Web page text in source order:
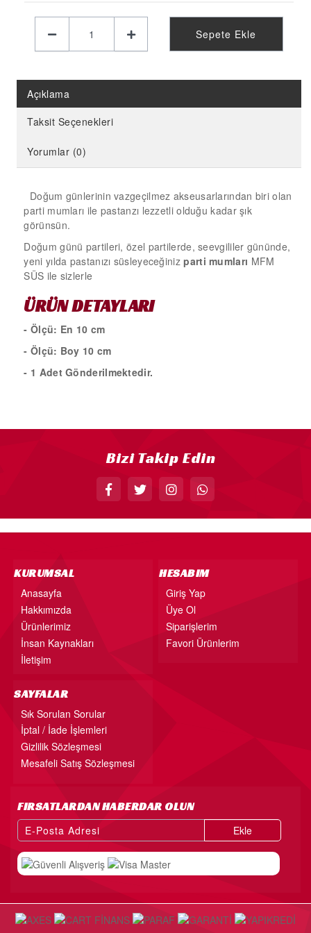
KARPUZ PARTİ MALZEMELERİ
FUTBOL PARTİ MALZEMELERİ
BASKETBOL PARTİ MALZEMELERİ
AHŞAP PARTİ MALZEMELERİ
AYAKLI PANO
EVA PARTİ SÜSLERİ
PARTİ TAÇ ÇEŞİTLERİ
EVA KÜRDAN
MİNİ PARTİ ŞAPKA
18” FOLYO BALON
Sepete Ekle
Açıklama
Taksit Seçenekleri
Yorumlar (0)
Doğum günlerinin vazgeçilmez akseusarlarından biri olan
parti mumları ile pastanzı lezzetli olduğu kadar şık
görünsün.
Doğum günü partileri, özel partilerde, seevgililer gününde,
yeni yılda pastanızı süsleyeceğiniz parti mumları MFM
SÜS ile sizlerle
ÜRÜN DETAYLARI
- Ölçü: En 10 cm
- Ölçü: Boy 10 cm
- 1 Adet Gönderilmektedir.
Bizi Takip Edin
KURUMSAL
Anasayfa
Hakkımızda
Ürünlerimiz
İnsan Kaynakları
İletişim
HESABIM
Giriş Yap
Üye Ol
Siparişlerim
Favori Ürünlerim
SAYFALAR
Sık Sorulan Sorular
İptal / İade İşlemleri
Gizlilik Sözleşmesi
Mesafeli Satış Sözleşmesi
FIRSATLARDAN HABERDAR OLUN
Ekle